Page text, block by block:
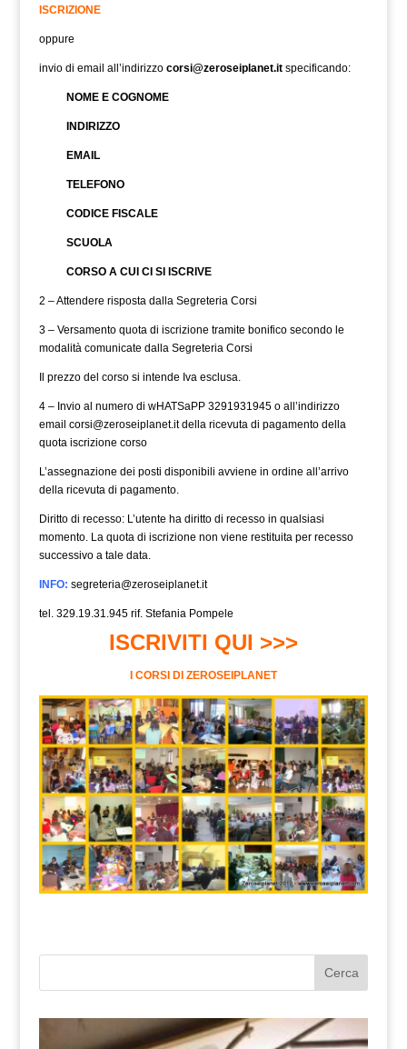
ISCRIZIONE
oppure
invio di email all’indirizzo corsi@zeroseiplanet.itspecificando:
NOME E COGNOME
INDIRIZZO
EMAIL
TELEFONO
CODICE FISCALE
SCUOLA
CORSO A CUI CI SI ISCRIVE
2 – Attendere risposta dalla Segreteria Corsi
3 – Versamento quota di iscrizione tramite bonifico secondo le
modalità comunicate dalla Segreteria Corsi
Il prezzo del corso si intende Iva esclusa.
4 – Invio al numero di wHATSaPP 3291931945 o all’indirizzo
email corsi@zeroseiplanet.itdella ricevuta di pagamento della
quota iscrizione corso
L’assegnazione dei posti disponibili avviene in ordine all’arrivo
della ricevuta di pagamento.
Diritto di recesso: L’utente ha diritto di recesso in qualsiasi
momento. La quota di iscrizione non viene restituita per recesso
successivo a tale data.
INFO: segreteria@zeroseiplanet.it
tel. 329.19.31.945 rif. Stefania Pompele
ISCRIVITI QUI >>>
I CORSI DI ZEROSEIPLANET
Cerca